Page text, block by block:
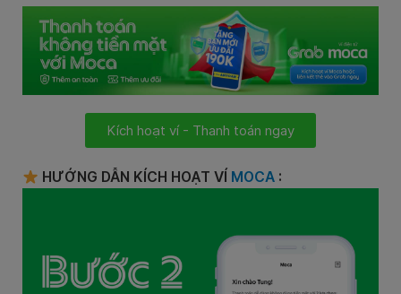
Kích hoạt ví - Thanh toán ngay
HƯỚNG DẪN KÍCH HOẠT VÍ MOCA: